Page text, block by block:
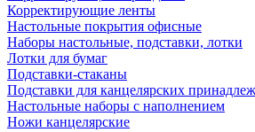
Корректирующие ленты
Настольные покрытия офисные
Наборы настольные, подставки, лотки
Лотки для бумаг
Подставки-стаканы
Подставки для канцелярских
Настольные наборы с наполнением
Ножи канцелярские